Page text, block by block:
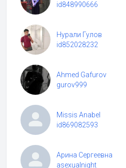
id848990666
Нурали Гулов
id852028232
Ahmed Gafurov
gurov999
Missis Anabel
id869082593
Арина Сергеевна
asexualnight